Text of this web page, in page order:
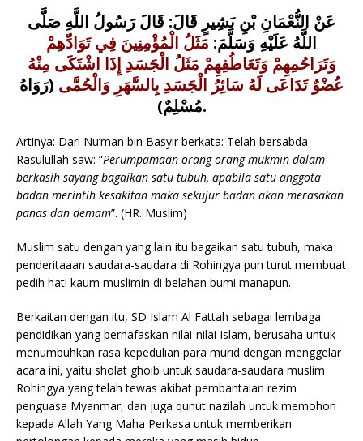
عَنْ النُّعْمَانِ بْنِ بَشِيرٍ قَالَ: قَالَ رَسُولُ اللَّهِ صَلَّى
اللَّهُ عَلَيْهِ وَسَلَّمَ: مَثَلُ الْمُؤْمِنِينَ فِي تَوَادِّهِمْ
وَتَرَاحُمِهِمْ وَتَعَاطُفِهِمْ مَثَلُ الْجَسَدِ إِذَا اشْتَكَى مِنْهُ
عُضْوٌ تَدَاعَى لَهُ سَائِرُ الْجَسَدِ بِالسَّهَرِ وَالْحُمَّى (رَوَاهُ
مُسْلِمٌ).
Artinya: Dari Nu’man bin Basyir berkata: Telah bersabda
Rasulullah saw: “Perumpamaan orang-orang mukmin dalam
berkasih sayang bagaikan satu tubuh, apabila satu anggota
badan merintih kesakitan maka sekujur badan akan merasakan
panas dan demam”. (HR. Muslim)
Muslim satu dengan yang lain itu bagaikan satu tubuh, maka
penderitaaan saudara-saudara di Rohingya pun turut membuat
pedih hati kaum muslimin di belahan bumi manapun.
Berkaitan dengan itu, SD Islam Al Fattah sebagai lembaga
pendidikan yang bernafaskan nilai-nilai Islam, berusaha untuk
menumbuhkan rasa kepedulian para murid dengan menggelar
acara ini, yaitu sholat ghoib untuk saudara-saudara muslim
Rohingya yang telah tewas akibat pembantaian rezim
penguasa Myanmar, dan juga qunut nazilah untuk memohon
kepada Allah Yang Maha Perkasa untuk memberikan